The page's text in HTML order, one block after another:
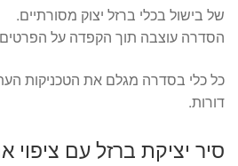
של בישול בכלי ברזל יצוק מסורתיים.
הסדרה עוצבה תוך הקפדה על
כל כלי בסדרה מגלם את הטכניקות
דורות.
סיר יציקת ברזל עם ציפוי